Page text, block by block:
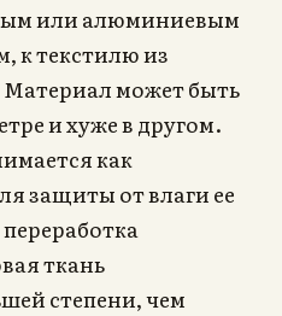
или алюминиевым
к текстилю из
может быть
и хуже в другом.
как
защиты от влаги ее
ткань
степени, чем